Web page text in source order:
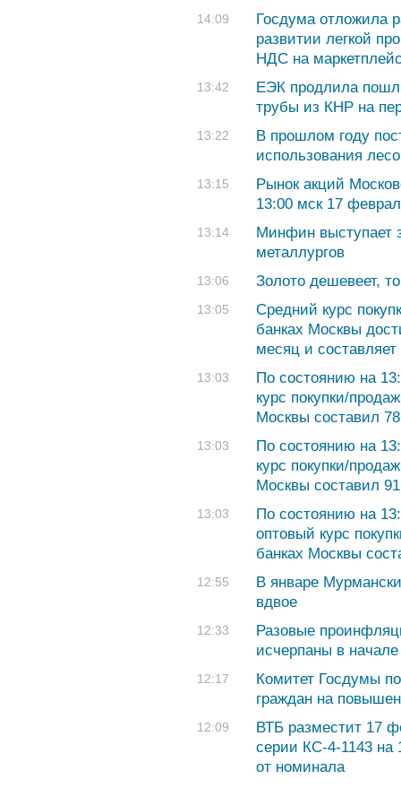
14:09
Госдума отложила
развитии легкой
НДС на
13:42
ЕЭК продлила
трубы из КНР на
13:22
В прошлом году
использования
13:15
Рынок акций
13:00 мск 17
13:14
Минфин выступает
металлургов
13:06 Золото дешевеет,
13:05
Средний курс
банках Москвы
месяц и
13:03
По состоянию на
курс покупки/
Москвы составил
13:03
По состоянию на
курс покупки/
Москвы составил
13:03
По состоянию на
оптовый курс
банках Москвы
12:55
В январе
вдвое
12:33
Разовые
исчерпаны в начале
12:17
Комитет Госдумы
граждан на
12:09
ВТБ разместит 17
серии КС-4-1143 на
от номинала